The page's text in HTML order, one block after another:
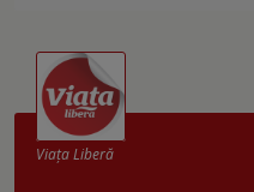
Viaţa Liberă